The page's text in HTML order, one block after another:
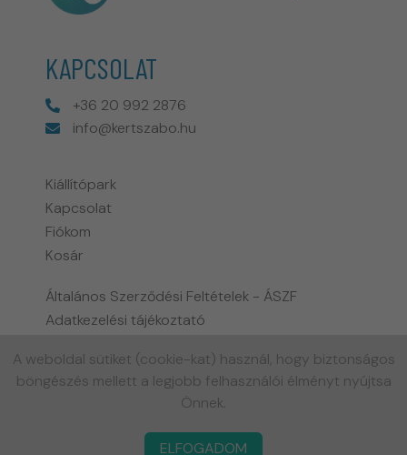
KAPCSOLAT
+36 20 992 2876
info@kertszabo.hu
Kiállítópark
Kapcsolat
Fiókom
Kosár
Általános Szerződési Feltételek - ÁSZF
Adatkezelési tájékoztató
Biohort garancia tájékoztató
Gyakran ismételt kérdések
A weboldal sütiket (cookie-kat) használ, hogy biztonságos
böngészés mellett a legjobb felhasználói élményt nyújtsa
Önnek.
ELFOGADOM